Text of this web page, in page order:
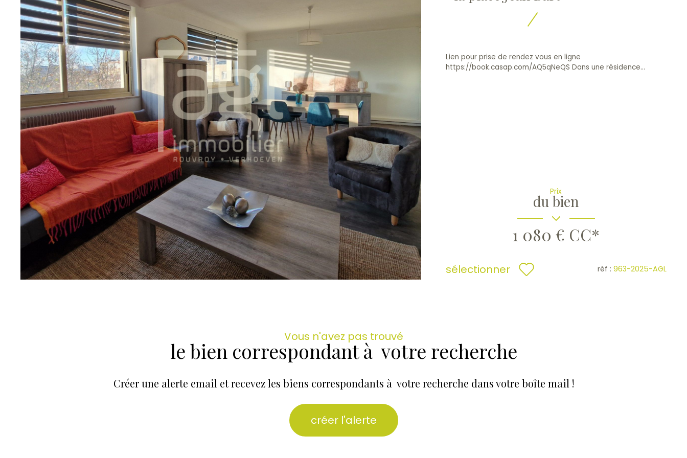
Lien pour prise de rendez vous en ligne
https://book.casap.com/AQ5qNeQS Dans une résidence...
Prix
du bien
1 080 € CC*
sélectionner réf : 963-2025-AGL
sur ce bien
Vous n'avez pas trouvé
le bien correspondant à votre recherche
Créer une alerte email et recevez les biens correspondants à votre recherche dans votre boîte mail !
créer l'alerte